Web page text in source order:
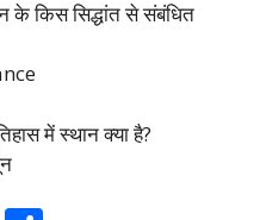
के किस सिद्धांत से संबंधित
में स्थान क्या है?